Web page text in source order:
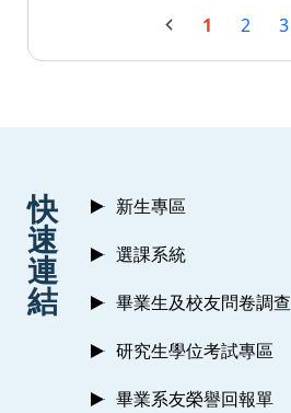
1 2 3
快
速
連
結
新生專區
選課系統
畢業生及校友問卷調查
研究生學位考試專區
畢業系友榮譽回報單